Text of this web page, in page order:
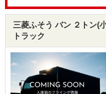
三菱ふそう バン ２トン(
トラック